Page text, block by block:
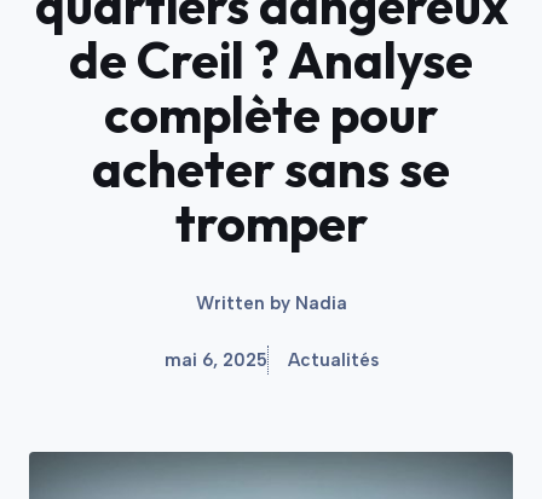
de Creil ? Analyse
complète pour
acheter sans se
tromper
Written by Nadia
mai 6, 2025 Actualités